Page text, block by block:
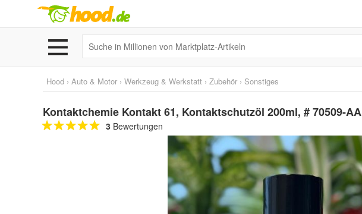
Hood › Auto & Motor › Werkzeug & Werkstatt › Zubehör › Sonstiges
Kontaktchemie Kontakt 61, Kontaktschutzöl 200ml, # 70509-AA
3 Bewertungen